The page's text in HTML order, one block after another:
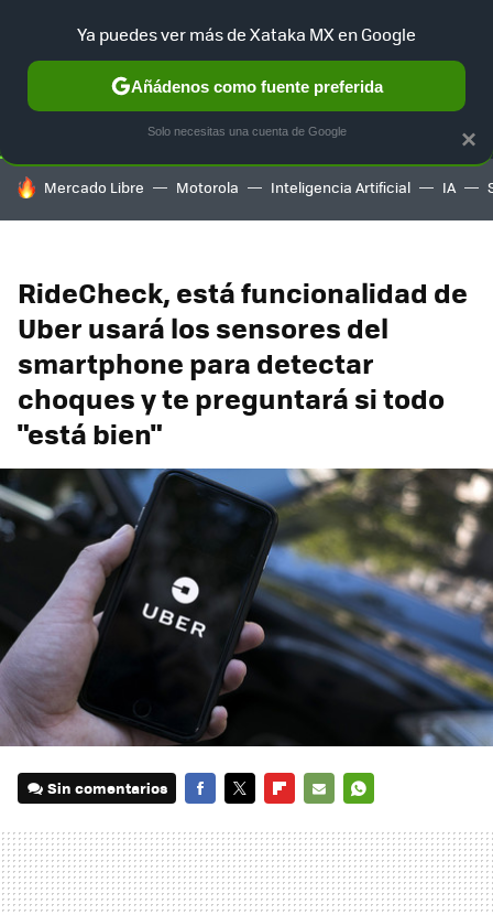
SELECCIÓN GAMING HOME AUTO TERRITORIO
HOY SE HABLA DE
Mercado Libre Motorola Inteligencia Artificial IA
RideCheck, está funcionalidad de
Uber usará los sensores del
smartphone para detectar
choques y te preguntará si todo
"está bien"
Sin comentarios
MAIL
×
Ya puedes ver más de Xataka MX en Google
Añádenos como fuente preferida
Solo necesitas una cuenta de Google